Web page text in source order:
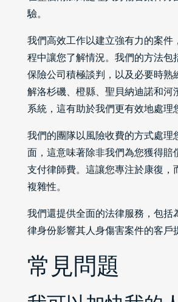
驗。
我們高效工作以建立強有力的案件
程中讓您了解情況。我們的方法包
保險公司積極談判，以及必要時熟
解洛杉磯、橙縣、聖貝納迪諾和河
系統，這有助於我們更有效地處理
我們的團隊以風險收費的方式處理
面，這意味著除非我們為您獲得賠
支付律師費。這讓您專注於康復，
複雜性。
我們還提供全面的法律服務，包括
律身份影響其人身傷害案件的客戶
常見問題